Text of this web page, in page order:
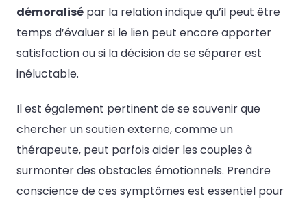
démoralisé par la relation indique qu’il peut être
temps d’évaluer si le lien peut encore apporter
satisfaction ou si la décision de se séparer est
inéluctable.
Il est également pertinent de se souvenir que
chercher un soutien externe, comme un
thérapeute, peut parfois aider les couples à
surmonter des obstacles émotionnels. Prendre
conscience de ces symptômes est essentiel pour